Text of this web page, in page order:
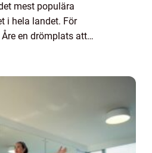
mest populära
i hela landet. För
en drömplats att